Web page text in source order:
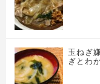
玉ねぎ
ぎとわ